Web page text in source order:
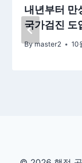
내년부터 만
국가검진 도
Bymaster2 10